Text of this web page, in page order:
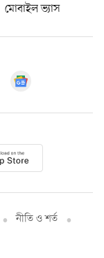
মোবাইল ভ্যাস
নীতি ও শর্ত